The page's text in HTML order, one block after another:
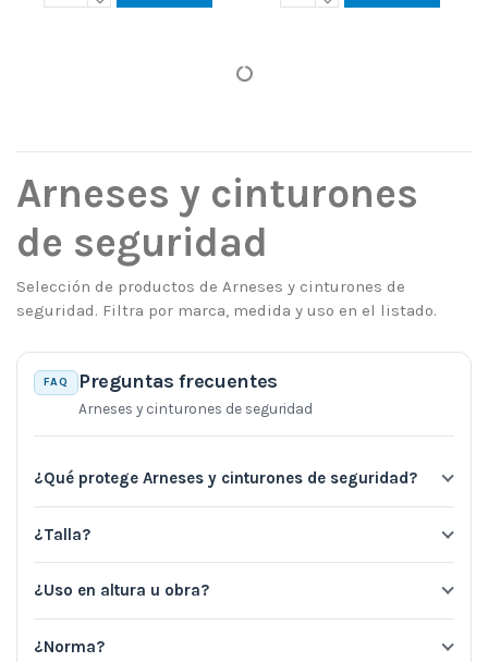
Arneses y cinturones
de seguridad
Selección de productos de Arneses y cinturones de
seguridad. Filtra por marca, medida y uso en el listado.
FAQ Preguntas frecuentes
Arneses y cinturones de seguridad
¿Qué protege Arneses y cinturones de seguridad?
¿Talla?
¿Uso en altura u obra?
¿Norma?